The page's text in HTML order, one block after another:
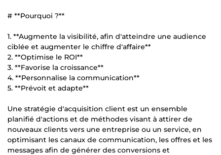
# **Pourquoi ?**
1. **Augmente la visibilité, afin d'atteindre une audience
ciblée et augmenter le chiffre d'affaire**
2. **Optimise le ROI**
3. **Favorise la croissance**
4. **Personnalise la communication**
5. **Prévoit et adapte**
Une stratégie d'acquisition client est un ensemble
planifié d'actions et de méthodes visant à attirer de
nouveaux clients vers une entreprise ou un service, en
optimisant les canaux de communication, les offres et les
messages afin de générer des conversions et